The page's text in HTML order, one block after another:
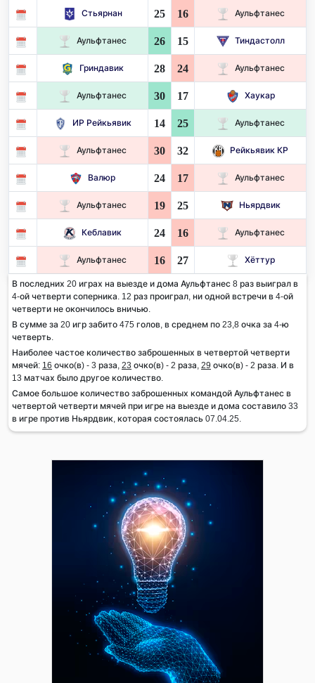
Стьярнан 25 16 Аульфтанес
Аульфтанес 26 15 Тиндастолл
Гриндавик 28 24 Аульфтанес
Аульфтанес 30 17 Хаукар
ИР Рейкьявик 14 25 Аульфтанес
Аульфтанес 30 32 Рейкьявик КР
Валюр 24 17 Аульфтанес
Аульфтанес 19 25 Ньярдвик
Кеблавик 24 16 Аульфтанес
Аульфтанес 16 27 Хёттур
В последних 20 играх на выезде и дома Аульфтанес 8 раз выиграл в
4-ой четверти соперника. 12 раз проиграл, ни одной встречи в 4-ой
четверти не окончилось вничью.
В сумме за 20 игр забито 475 голов, в среднем по 23,8 очка за 4-ю
четверть.
Наиболее частое количество заброшенных в четвертой четверти
мячей: 16 очко(в) - 3 раза, 23 очко(в) - 2 раза, 29 очко(в) - 2 раза. И в
13 матчах было другое количество.
Самое большое количество заброшенных командой Аульфтанес в
четвертой четверти мячей при игре на выезде и дома составило 33
в игре против Ньярдвик, которая состоялась 07.04.25.